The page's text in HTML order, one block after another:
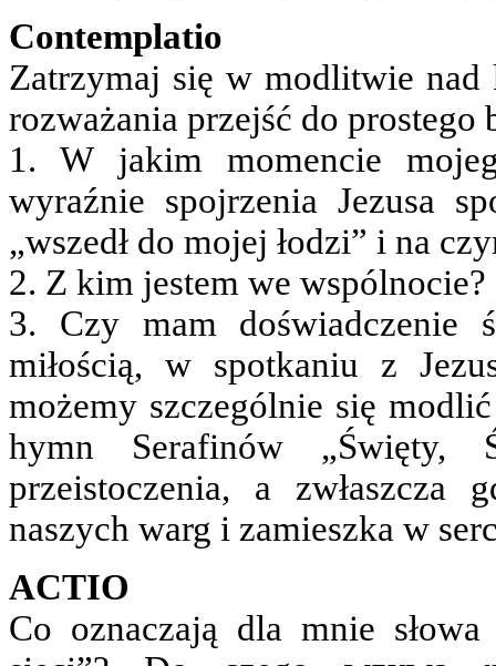
Contemplatio
Zatrzymaj się w modlitwie
rozważania przejść do prostego
1. W jakim momencie
wyraźnie spojrzenia Jezusa
„wszedł do mojej łodzi” i na
2. Z kim jestem we
3. Czy mam doświadczenie
miłością, w spotkaniu z
możemy szczególnie się
hymn Serafinów „Święty,
przeistoczenia, a zwłaszcza
naszych warg i zamieszka w
ACTIO
Co oznaczają dla mnie słowa